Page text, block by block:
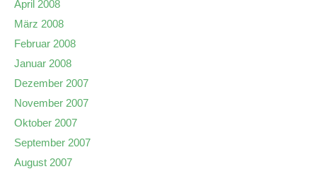
April 2008
März 2008
Februar 2008
Januar 2008
Dezember 2007
November 2007
Oktober 2007
September 2007
August 2007